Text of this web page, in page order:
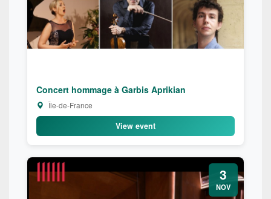
Concert hommage à Garbis Aprikian
Île-de-France
View event
3
NOV